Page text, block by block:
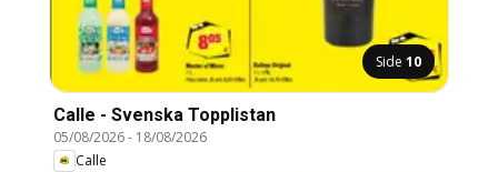
Side 10
Calle - Svenska Topplistan
05/08/2026- 18/08/2026
Calle